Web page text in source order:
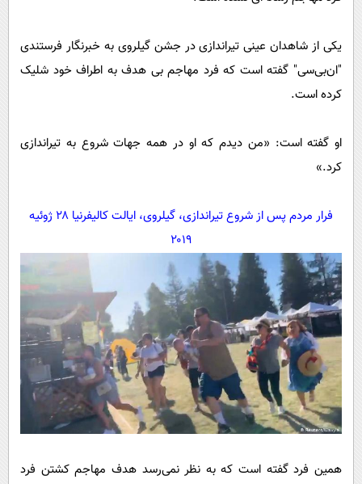
یکی از شاهدان عینی تیراندازی در جشن گیلروی به خبرنگار فرستندی
"ان‌بی‌سی" گفته است که فرد مهاجم بی هدف به اطراف خود شلیک
کرده است.
او گفته است: «من دیدم که او در همه جهات شروع به تیراندازی
کرد.»
فرار مردم پس از شروع تیراندازی، گیلروی، ایالت کالیفرنیا ۲۸ ژوئیه
۲۰۱۹
همین فرد گفته است که به نظر نمی‌رسد هدف مهاجم کشتن فرد